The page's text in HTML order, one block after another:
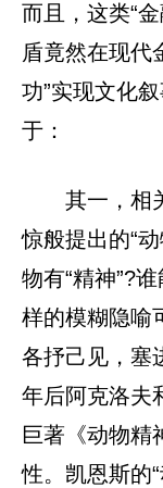
而且，这类“
盾竟然在现代
功”实现文化
于：
其一，相
惊般提出的“
物有“精神”?
样的模糊隐喻
各抒己见，塞
年后阿克洛夫
巨著《动物精
性。凯恩斯的